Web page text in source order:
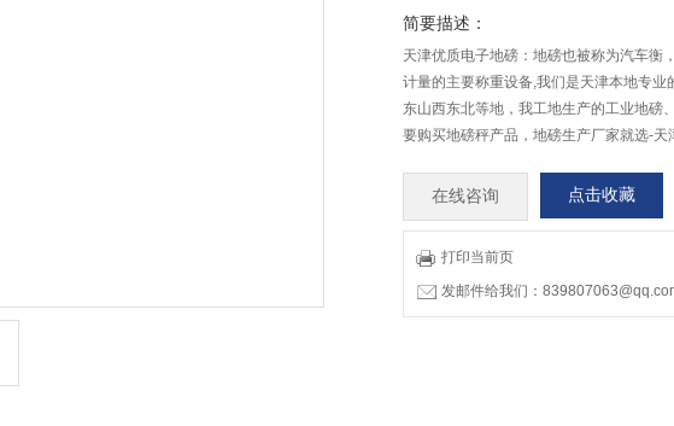
简要描述：
天津优质电子地磅：地磅也被称为汽车衡
计量的主要称重设备,我们是天津本地专
东山西东北等地，我工地生产的工业地磅
要购买地磅秤产品，地磅生产厂家就选-天
在线咨询 点击收藏
打印当前页
发邮件给我们：